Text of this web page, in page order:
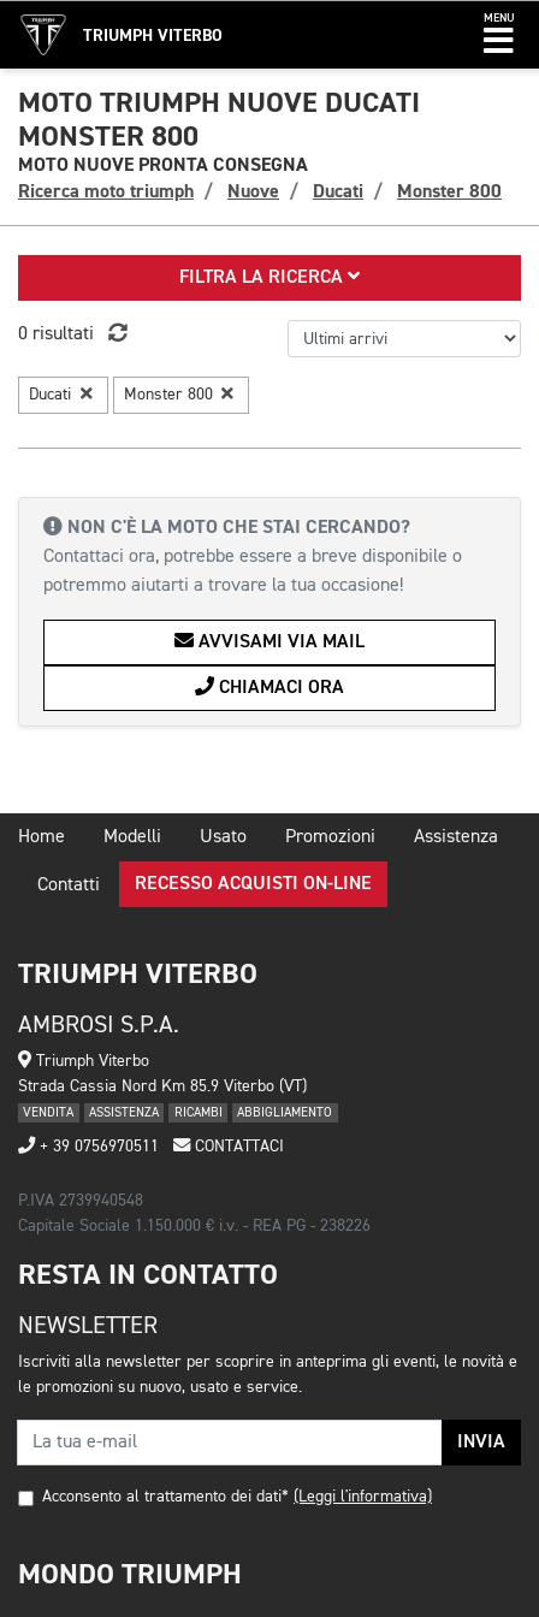
TRIUMPH VITERBO
MENU
MOTO TRIUMPH NUOVE DUCATI
MONSTER 800
MOTO NUOVE PRONTA CONSEGNA
Ricerca moto triumph
Nuove Ducati Monster 800
FILTRA LA RICERCA
0 risultati
Ducati Monster 800
NON C'È LA MOTO CHE STAI CERCANDO?
Contattaci ora, potrebbe essere a breve disponibile o
potremmo aiutarti a trovare la tua occasione!
AVVISAMI VIA MAIL
CHIAMACI ORA
Home Modelli Usato Promozioni Assistenza
Contatti RECESSO ACQUISTI ON-LINE
TRIUMPH VITERBO
AMBROSI S.P.A.
Triumph Viterbo
Strada Cassia Nord Km 85.9 Viterbo (VT)
VENDITA ASSISTENZA RICAMBI ABBIGLIAMENTO
+ 39 0756970511 CONTATTACI
P.IVA 2739940548
Capitale Sociale 1.150.000 € i.v. - REA PG - 238226
RESTA IN CONTATTO
NEWSLETTER
Iscriviti alla newsletter per scoprire in anteprima gli eventi, le novità e
le promozioni su nuovo, usato e service.
INVIA
Acconsento al trattamento dei dati* (Leggi l'informativa)
MONDO TRIUMPH